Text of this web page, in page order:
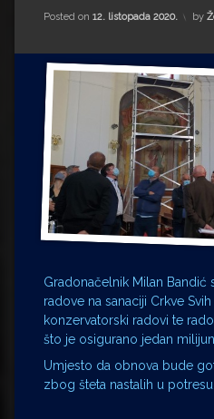
Matea Andrić
Ljiljana Lekanić-Kljaić
Željko Krznarić
Mario Lovreković
Posted on 12. listopada 2020. by
Gradonačelnik Milan
radove na sanaciji Crkve
konzervatorski radovi te
što je osigurano jedan milijun
Umjesto da obnova bude
zbog šteta nastalih u potresu.